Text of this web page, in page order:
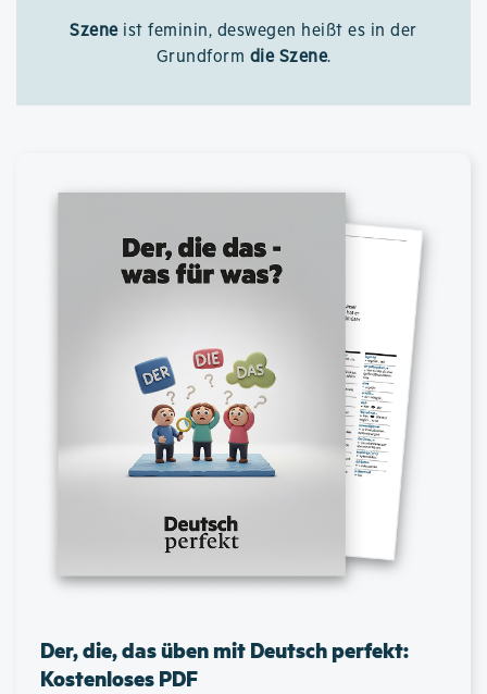
Szeneist feminin, deswegen heißt es in der
Grundform die Szene.
Der, die, das üben mit Deutsch perfekt:
Kostenloses PDF